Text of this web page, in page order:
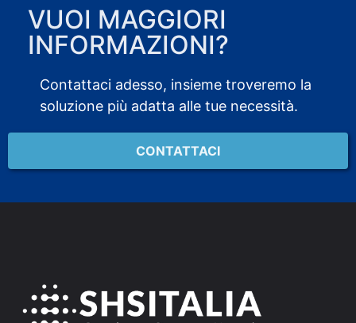
VUOI MAGGIORI
INFORMAZIONI?
Contattaci adesso, insieme troveremo la
soluzione più adatta alle tue necessità.
CONTATTACI